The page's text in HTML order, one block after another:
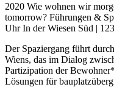
2020 Wie wohnen wir
tomorrow? Führungen &
Uhr In der Wiesen Süd |
Der Spaziergang führt
Wiens, das im Dialog
Partizipation der
Lösungen für